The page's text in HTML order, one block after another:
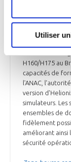
Utiliser
Nouveaux
le Brésil
H160/H175 au
capacités de
l'ANAC,
version
simulateurs.
ensembles de
fidèlement
améliorant
sécurité